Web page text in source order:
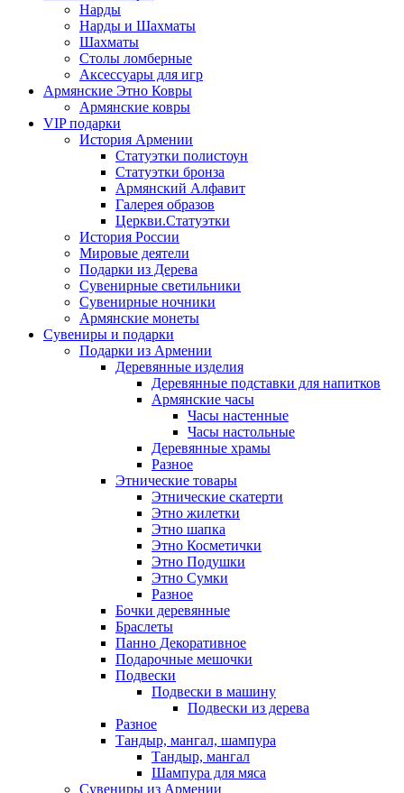
Нарды
Нарды и Шахматы
Шахматы
Столы ломберные
Аксессуары для игр
Армянские Этно Ковры
Армянские ковры
VIP подарки
История Армении
Статуэтки полистоун
Статуэтки бронза
Армянский Алфавит
Галерея образов
Церкви.Статуэтки
История России
Мировые деятели
Подарки из Дерева
Сувенирные светильники
Сувенирные ночники
Армянские монеты
Сувениры и подарки
Подарки из Армении
Деревянные изделия
Деревянные подставки для напитков
Армянские часы
Часы настенные
Часы настольные
Деревянные храмы
Разное
Этнические товары
Этнические скатерти
Этно жилетки
Этно шапка
Этно Косметички
Этно Подушки
Этно Сумки
Разное
Бочки деревянные
Браслеты
Панно Декоративное
Подарочные мешочки
Подвески
Подвески в машину
Подвески из дерева
Разное
Тандыр, мангал, шампура
Тандыр, мангал
Шампура для мяса
Сувениры из Армении